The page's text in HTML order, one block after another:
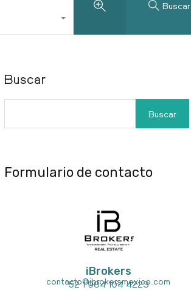
Buscar
Buscar
Buscar
Formulario de contacto
iBrokers
contacto@ibrokersmexico.com
52 1 984 104 4223